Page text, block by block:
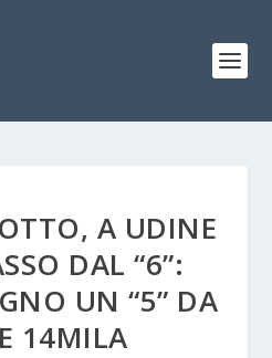
A UDINE
DAL “6”:
UN “5” DA
14MILA